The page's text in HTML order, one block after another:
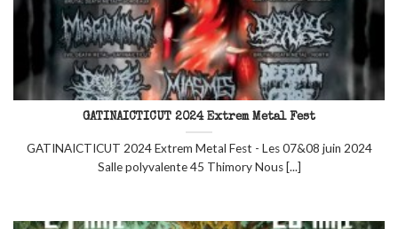
GATINAICTICUT 2024 Extrem Metal Fest
GATINAICTICUT 2024 Extrem Metal Fest - Les 07&08 juin 2024
Salle polyvalente 45 Thimory Nous [...]